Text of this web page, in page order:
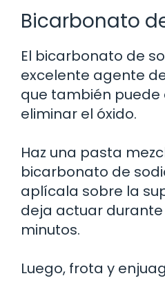
Bicarbonato
El bicarbonato de
excelente agente
que también puede
eliminar el óxido.
Haz una pasta
bicarbonato de
aplícala sobre la
deja actuar durante
minutos.
Luego, frota y